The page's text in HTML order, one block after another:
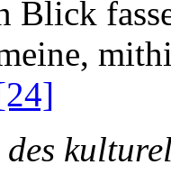
Blick